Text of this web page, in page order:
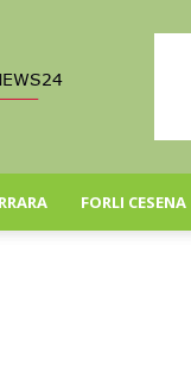
FORLI CESENA